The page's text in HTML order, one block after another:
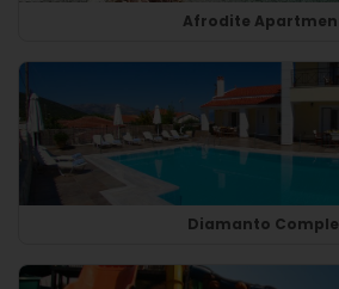
Afrodite
Diamanto